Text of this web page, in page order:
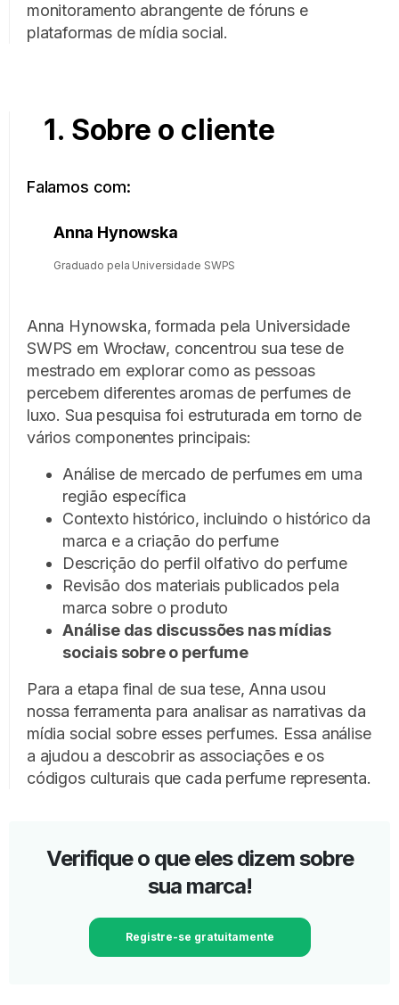
monitoramento abrangente de fóruns e
plataformas de mídia social.
1. Sobre o cliente
Falamos com:
Anna Hynowska
Graduado pela Universidade SWPS
Anna Hynowska, formada pela Universidade
SWPS em Wrocław, concentrou sua tese de
mestrado em explorar como as pessoas
percebem diferentes aromas de perfumes de
luxo. Sua pesquisa foi estruturada em torno de
vários componentes principais:
Análise de mercado de perfumes em uma
região específica
Contexto histórico, incluindo o histórico da
marca e a criação do perfume
Descrição do perfil olfativo do perfume
Revisão dos materiais publicados pela
marca sobre o produto
Análise das discussões nas mídias
sociais sobre o perfume
Para a etapa final de sua tese, Anna usou
nossa ferramenta para analisar as narrativas da
mídia social sobre esses perfumes. Essa análise
a ajudou a descobrir as associações e os
códigos culturais que cada perfume representa.
Verifique o que eles dizem sobre
sua marca!
Registre-se gratuitamente